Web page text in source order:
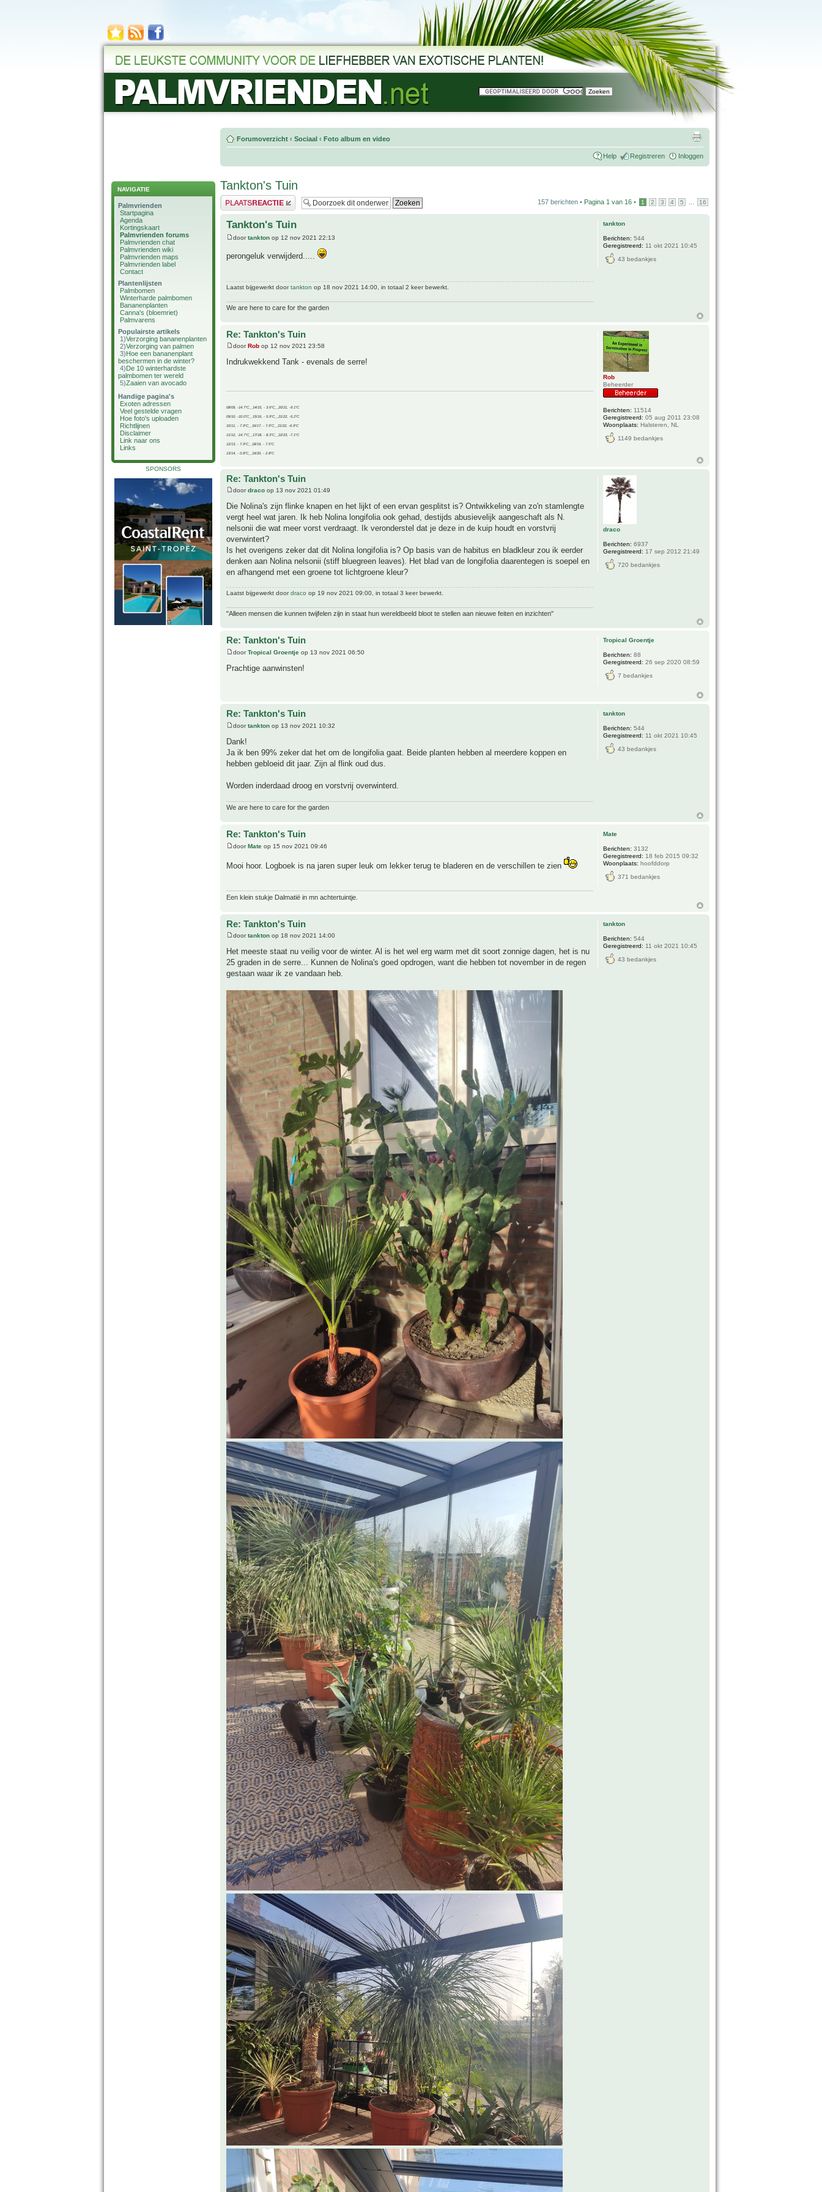
NAVIGATIE
Palmvrienden
Startpagina
Agenda
Kortingskaart
Palmvrienden forums
Palmvrienden chat
Palmvrienden wiki
Palmvrienden maps
Palmvrienden label
Contact
Plantenlijsten
Palmbomen
Winterharde palmbomen
Bananenplanten
Canna's (bloemriet)
Palmvarens
Populairste artikels
1)Verzorging bananenplanten
2)Verzorging van palmen
3)Hoe een bananenplant
beschermen in de winter?
4)De 10 winterhardste
palmbomen ter wereld
5)Zaaien van avocado
Handige pagina's
Exoten adressen
Veel gestelde vragen
Hoe foto's uploaden
Richtlijnen
Disclaimer
Link naar ons
Links
SPONSORS
Forumoverzicht ‹ Sociaal ‹ Foto album en video
Help Registreren Inloggen
Tankton's Tuin
Plaats een reactie 157 berichten • Pagina 1 van 16 • 1 2 3 4 5 16
Tankton's Tuin
doortankton op 12 nov 2021 22:13
perongeluk verwijderd.....
Laatst bijgewerkt doortankton op 18 nov 2021 14:00, in totaal 2 keer bewerkt.
We are here to care for the garden
tankton
Berichten: 544
Geregistreerd: 11 okt 2021 10:45
43 bedankjes
Re: Tankton's Tuin
doorRob op 12 nov 2021 23:58
Indrukwekkend Tank - evenals de serre!
08/09, -14.7°C__14/15, - 3.6°C__20/21, -9.1°C
09/10, -10.0°C__15/16, - 5.9°C__21/22, -5.2°C
10/11, - 7.9°C__16/17, - 7.9°C__21/22, -6.9°C
11/12, -14.7°C__17/18, - 8.3°C__22/23, -7.1°C
12/13, - 7.9°C__18/19, - 7.5°C
13/14, - 0.8°C__19/20, - 2.8°C
Rob
Beheerder
Berichten: 11514
Geregistreerd: 05 aug 2011 23:08
Woonplaats: Halsteren, NL
1149 bedankjes
Re: Tankton's Tuin
doordraco op 13 nov 2021 01:49
Die Nolina's zijn flinke knapen en het lijkt of een ervan gesplitst is? Ontwikkeling van zo'n stamlengte
vergt heel wat jaren. Ik heb Nolina longifolia ook gehad, destijds abusievelijk aangeschaft als N.
nelsonii die wat meer vorst verdraagt. Ik veronderstel dat je deze in de kuip houdt en vorstvrij
overwintert?
Is het overigens zeker dat dit Nolina longifolia is? Op basis van de habitus en bladkleur zou ik eerder
denken aan Nolina nelsonii (stiff bluegreen leaves). Het blad van de longifolia daarentegen is soepel en
en afhangend met een groene tot lichtgroene kleur?
Laatst bijgewerkt doordraco op 19 nov 2021 09:00, in totaal 3 keer bewerkt.
"Alleen mensen die kunnen twijfelen zijn in staat hun wereldbeeld bloot te stellen aan nieuwe feiten en inzichten"
draco
Berichten: 6937
Geregistreerd: 17 sep 2012 21:49
720 bedankjes
Re: Tankton's Tuin
doorTropical Groentje op 13 nov 2021 06:50
Prachtige aanwinsten!
Tropical Groentje
Berichten: 88
Geregistreerd: 26 sep 2020 08:59
7 bedankjes
Re: Tankton's Tuin
doortankton op 13 nov 2021 10:32
Dank!
Ja ik ben 99% zeker dat het om de longifolia gaat. Beide planten hebben al meerdere koppen en
hebben gebloeid dit jaar. Zijn al flink oud dus.
Worden inderdaad droog en vorstvrij overwinterd.
We are here to care for the garden
tankton
Berichten: 544
Geregistreerd: 11 okt 2021 10:45
43 bedankjes
Re: Tankton's Tuin
doorMate op 15 nov 2021 09:46
Mooi hoor. Logboek is na jaren super leuk om lekker terug te bladeren en de verschillen te zien
Een klein stukje Dalmatië in mn achtertuintje.
Mate
Berichten: 3132
Geregistreerd: 18 feb 2015 09:32
Woonplaats: hoofddorp
371 bedankjes
Re: Tankton's Tuin
doortankton op 18 nov 2021 14:00
Het meeste staat nu veilig voor de winter. Al is het wel erg warm met dit soort zonnige dagen, het is nu
25 graden in de serre... Kunnen de Nolina's goed opdrogen, want die hebben tot november in de regen
gestaan waar ik ze vandaan heb.
tankton
Berichten: 544
Geregistreerd: 11 okt 2021 10:45
43 bedankjes